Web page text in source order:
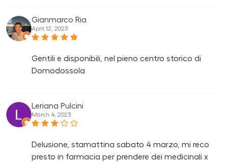
Gianmarco Ria
April 12, 2023
Gentili e disponibili, nel pieno centro storico di
Domodossola
Leriana Pulcini
March 4, 2023
Delusione, stamattina sabato 4 marzo, mi reco
presto in farmacia per prendere dei medicinali x